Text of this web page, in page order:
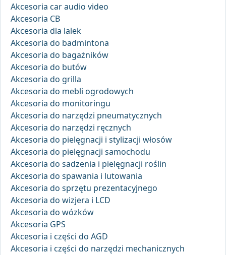
Akcesoria car audio video
Akcesoria CB
Akcesoria dla lalek
Akcesoria do badmintona
Akcesoria do bagażników
Akcesoria do butów
Akcesoria do grilla
Akcesoria do mebli ogrodowych
Akcesoria do monitoringu
Akcesoria do narzędzi pneumatycznych
Akcesoria do narzędzi ręcznych
Akcesoria do pielęgnacji i stylizacji włosów
Akcesoria do pielęgnacji samochodu
Akcesoria do sadzenia i pielęgnacji roślin
Akcesoria do spawania i lutowania
Akcesoria do sprzętu prezentacyjnego
Akcesoria do wizjera i LCD
Akcesoria do wózków
Akcesoria GPS
Akcesoria i części do AGD
Akcesoria i części do narzędzi mechanicznych